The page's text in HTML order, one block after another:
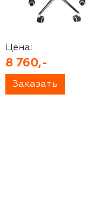
Цена:
8 760,-
Заказать